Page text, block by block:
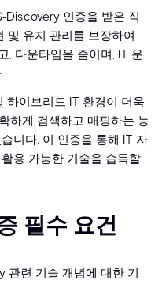
Discovery 인증을 받은 직
및 유지 관리를 보장하여
, 다운타임을 줄이며, IT 운
하이브리드 IT 환경이 더욱
하게 검색하고 매핑하는 능
니다. 이 인증을 통해 IT 자
용 가능한 기술을 습득할
필수 요건
관련 기술 개념에 대한 기